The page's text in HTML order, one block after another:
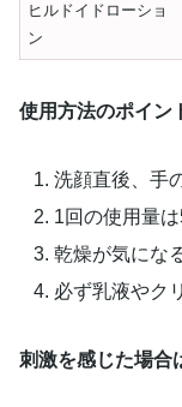
ヒルドイドローショ
ン
使用方法のポイン
洗顔直後、手
1回の使用量
乾燥が気にな
必ず乳液やク
刺激を感じた場合